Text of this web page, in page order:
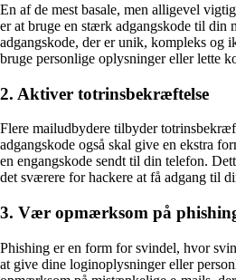
En af de mest basale, men alligevel
er at bruge en stærk adgangskode til din
adgangskode, der er unik, kompleks og
bruge personlige oplysninger eller lette
2. Aktiver totrinsbekræftelse
Flere mailudbydere tilbyder
adgangskode også skal give en ekstra
en engangskode sendt til din telefon.
det sværere for hackere at få adgang til
3. Vær opmærksom på
Phishing er en form for svindel, hvor
at give dine loginoplysninger eller